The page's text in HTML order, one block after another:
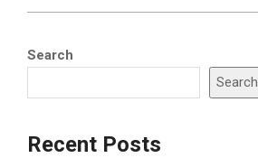
Search
Search
Recent Posts